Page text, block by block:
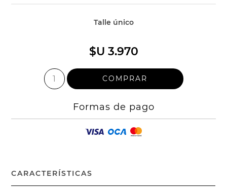
Talle único
$U 3.970
Formas de pago
CARACTERÍSTICAS